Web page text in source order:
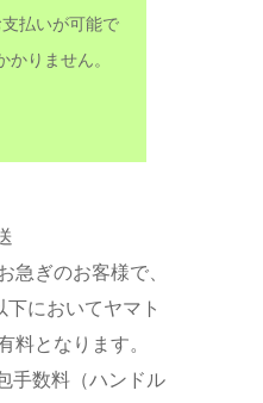
払いが可能で
りません。
急ぎのお客様で、
下においてヤマト
料となります。
手数料（ハンドル